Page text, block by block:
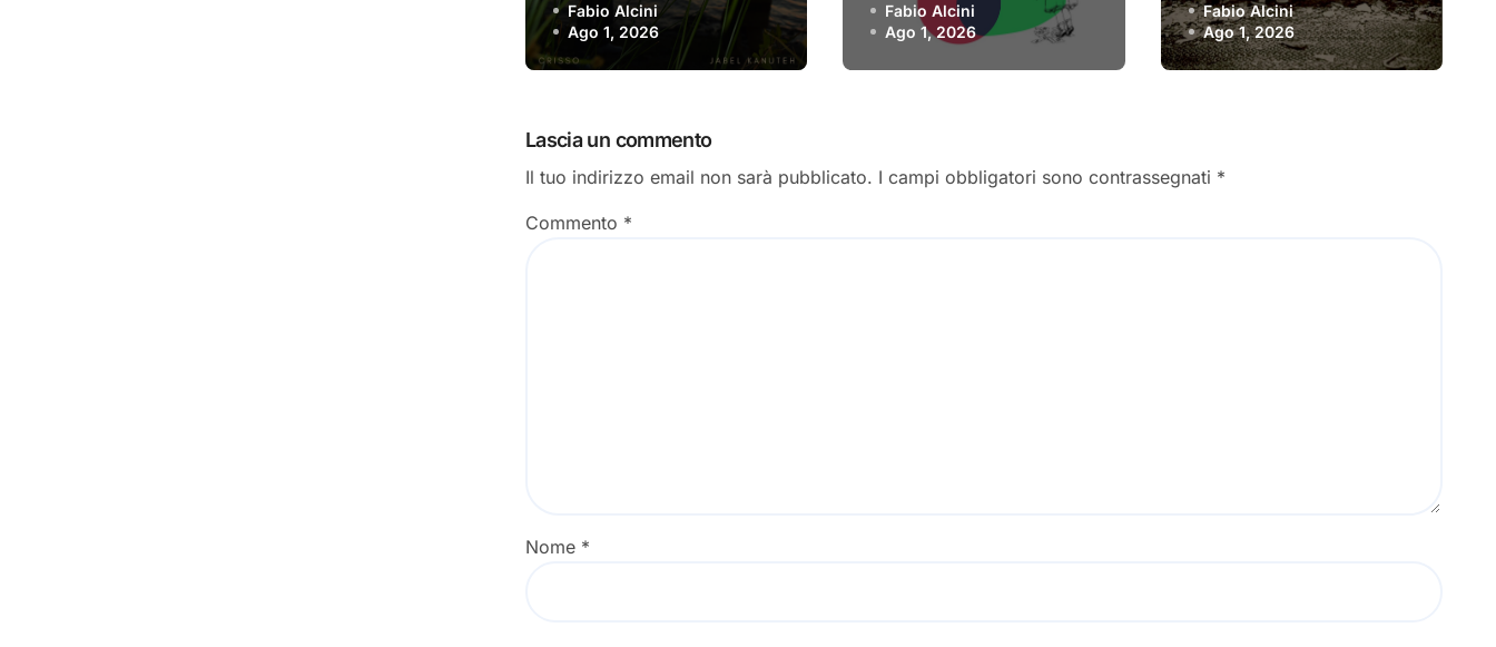
Griot” è il nuovo
video
Fabio Alcini
Ago 1, 2026
singolo d’esordio
Fabio Alcini
Ago 1, 2026
volontaria” è il
primo singolo
Fabio Alcini
Ago 1, 2026
Lascia un commento
Il tuo indirizzo email non sarà pubblicato. I campi obbligatori sono contrassegnati *
Commento *
Nome *